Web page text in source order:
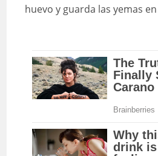
huevo y guarda las yemas